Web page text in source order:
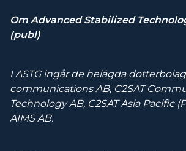
Om Advanced Stabilized
(publ)
I ASTGingår de helägda
communications AB, C2SAT
Technology AB, C2SAT Asia Pacific
AIMS AB.